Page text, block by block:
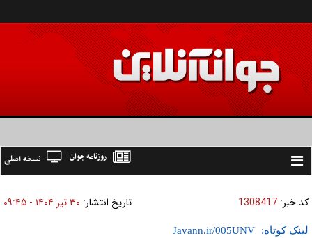
Toggle
نسخه اصلی روزنامه جوان
کد خبر: 1308417 تاریخ انتشار: ۳۰ تير ۱۴۰۴ - ۰۹:۴۵
لینک کوتاه: